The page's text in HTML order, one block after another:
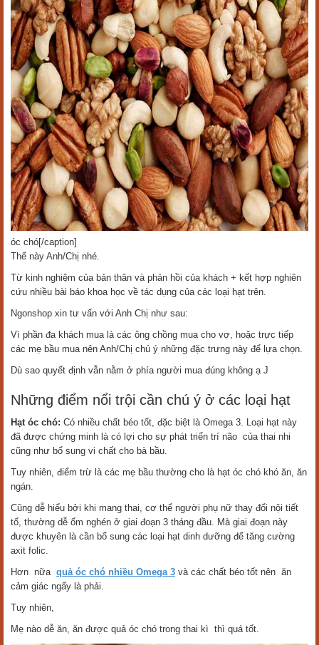
óc chó[/caption]
Thế này Anh/Chị nhé.
Từ kinh nghiệm của bản thân và phản hồi của khách + kết hợp nghiên
cứu nhiều bài báo khoa học về tác dụng của các loại hạt trên.
Ngonshop xin tư vấn với Anh Chị như sau:
Vì phần đa khách mua là các ông chồng mua cho vợ, hoặc trực tiếp
các mẹ bầu mua nên Anh/Chị chú ý những đặc trưng này để lựa chọn.
Dù sao quyết định vẫn nằm ở phía người mua đúng không ạ J
Những điểm nổi trội cần chú ý ở các loại hạt
Hạt óc chó: Có nhiều chất béo tốt, đặc biệt là Omega 3. Loại hạt này
đã được chứng minh là có lợi cho sự phát triển trí não của thai nhi
cũng như bổ sung vi chất cho bà bầu.
Tuy nhiên, điểm trừ là các mẹ bầu thường cho là hạt óc chó khó ăn, ăn
ngán.
Cũng dễ hiểu bởi khi mang thai, cơ thể người phụ nữ thay đổi nội tiết
tố, thường dễ ốm nghén ở giai đoạn 3 tháng đầu. Mà giai đoạn này
được khuyên là cần bổ sung các loại hạt dinh dưỡng để tăng cường
axit folic.
Hơn nữa quả óc chó nhiều Omega 3 và các chất béo tốt nên ăn
cảm giác ngấy là phải.
Tuy nhiên,
Mẹ nào dễ ăn, ăn được quả óc chó trong thai kì thì quá tốt.